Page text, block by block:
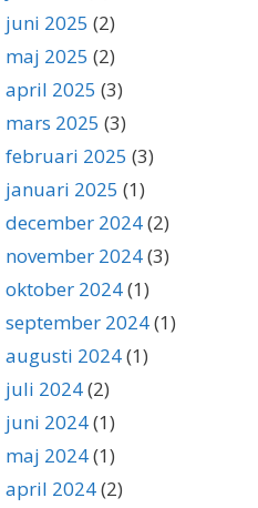
juni 2025 (2)
maj 2025 (2)
april 2025 (3)
mars 2025 (3)
februari 2025 (3)
januari 2025 (1)
december 2024(2)
november 2024(3)
oktober 2024(1)
september 2024(1)
augusti 2024(1)
juli 2024(2)
juni 2024(1)
maj 2024(1)
april 2024(2)